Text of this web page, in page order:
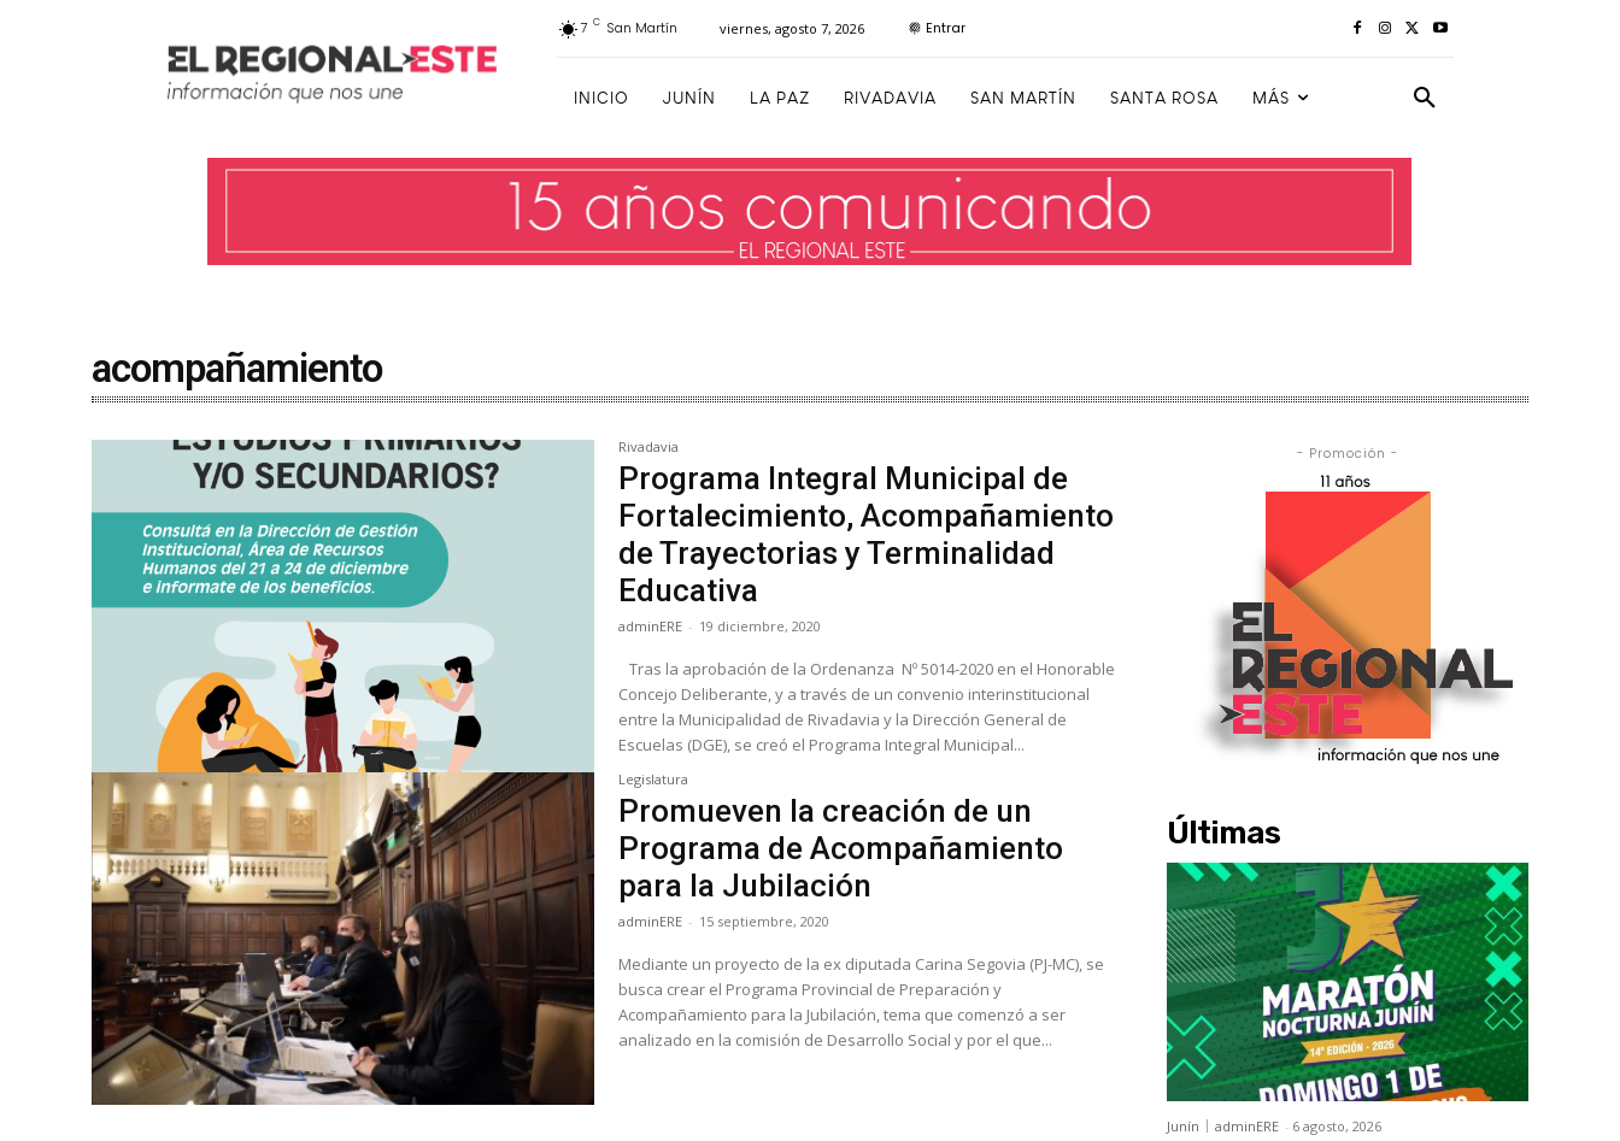
7 C San Martín viernes, agosto 7, 2026 Entrar
INICIO JUNÍN LA PAZ RIVADAVIA SAN MARTÍN SANTA ROSA MÁS
acompañamiento
Rivadavia
Programa Integral Municipal de
Fortalecimiento, Acompañamiento
de Trayectorias y Terminalidad
Educativa
adminERE - 19 diciembre, 2020
Tras la aprobación de la Ordenanza Nº 5014-2020 en el Honorable
Concejo Deliberante, y a través de un convenio interinstitucional
entre la Municipalidad de Rivadavia y la Dirección General de
Escuelas (DGE), se creó el Programa Integral Municipal...
Legislatura
Promueven la creación de un
Programa de Acompañamiento
para la Jubilación
adminERE - 15 septiembre, 2020
Mediante un proyecto de la ex diputada Carina Segovia (PJ-MC), se
busca crear el Programa Provincial de Preparación y
Acompañamiento para la Jubilación, tema que comenzó a ser
analizado en la comisión de Desarrollo Social y por el que...
- Promoción -
Últimas
Junín adminERE - 6 agosto, 2026